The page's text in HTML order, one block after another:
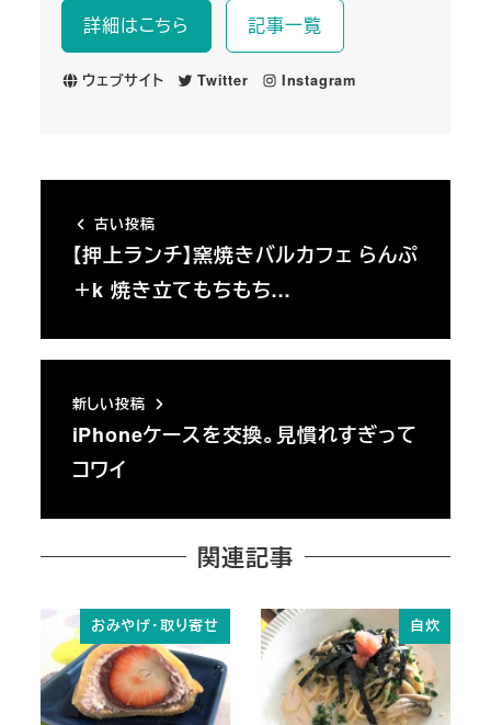
詳細はこちら 記事一覧
ウェブサイト Twitter Instagram
古い投稿
【押上ランチ】窯焼きバルカフェ らんぷ
＋k 焼き立てもちもち…
新しい投稿
iPhoneケースを交換。見慣れすぎって
コワイ
関連記事
おみやげ・取り寄せ 自炊